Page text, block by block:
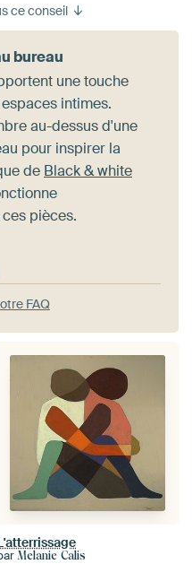
ce conseil
bureau
une touche
intimes.
au-dessus d'une
pour inspirer la
de Black & white
pièces.
FAQ
Melanie Calis